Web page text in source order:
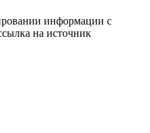
информации с
на источник